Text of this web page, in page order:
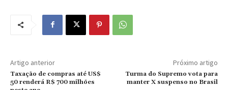
Artigo anterior
Taxação de compras até US$
50 renderá R$ 700 milhões
Próximo artigo
Turma do Supremo vota para
manter X suspenso no Brasil